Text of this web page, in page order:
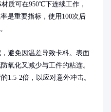
质可在950℃下连续工作，
是重要指标，使用100次后
避免因温差导致卡料。表面
氧化又减少与工件的粘连。
1.5-2倍，以应对意外冲击。